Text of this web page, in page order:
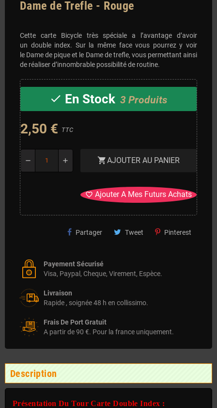
Dame de Trefle - Rouge
Cette carte Bicycle très spéciale a l’avantage d’avoir
un double index. Sur la même face vous pourrez y voir
le Dame de pique et le Dame de trefle, vous permettant ainsi
de réaliser d’innombrable possibilité de routine.
check En Stock 3 Produits
2,50 € TTC
remove add shopping_cartAJOUTER AU PANIER
favorite_border Ajouter A Mes Futurs Achats
Partager Tweet Pinterest
Payement Sécurisé
Visa, Paypal, Cheque, Virement, Espèce.
Livraison
Rapide , soignée 48 h en collissimo.
Frais De Port Gratuit
A partir de 90 €. Pour la france uniquement.
Description
Présentation Du Tour Carte Double Index :